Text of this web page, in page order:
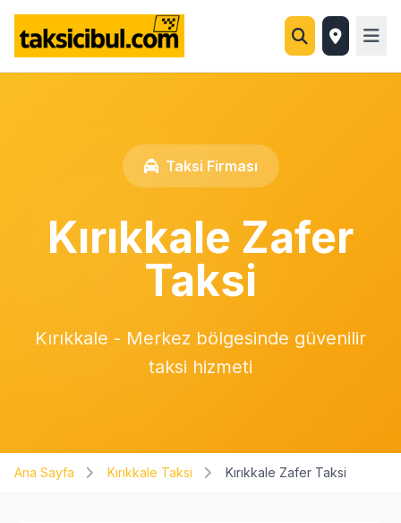
Taksi Firması
Kırıkkale Zafer
Taksi
Kırıkkale - Merkez bölgesinde güvenilir
taksi hizmeti
Ana Sayfa Kırıkkale Taksi Kırıkkale Zafer Taksi